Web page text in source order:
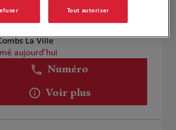
Laurent Guillet
La Ville
aujourd'hui
Numéro
Voir plus
Tout autoriser